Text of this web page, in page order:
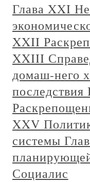
Глава XXI
XXII
XXIII
домаш-него
XXV
системы
Социалис